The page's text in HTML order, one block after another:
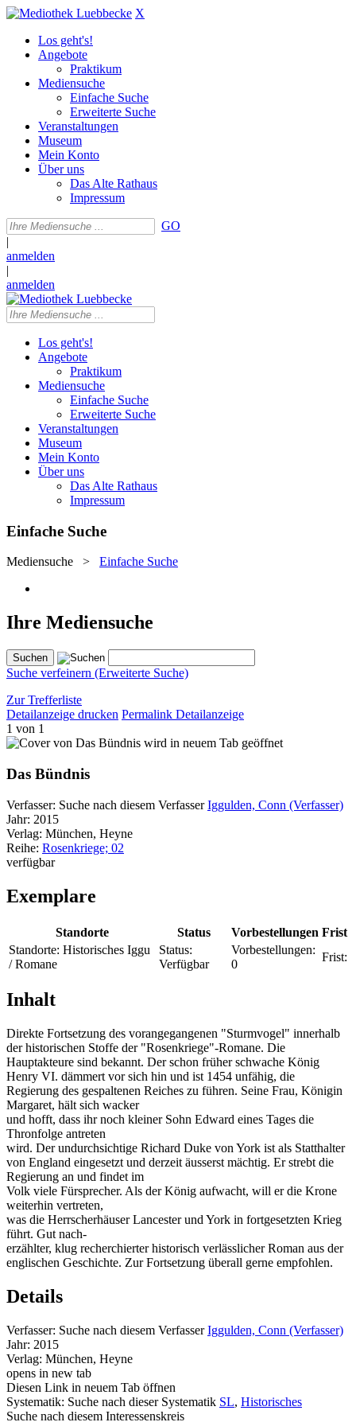
X
Los geht's!
Angebote
Praktikum
Mediensuche
Einfache Suche
Erweiterte Suche
Veranstaltungen
Museum
Mein Konto
Über uns
Das Alte Rathaus
Impressum
GO
|
anmelden
|
anmelden
Los geht's!
Angebote
Praktikum
Mediensuche
Einfache Suche
Erweiterte Suche
Veranstaltungen
Museum
Mein Konto
Über uns
Das Alte Rathaus
Impressum
Einfache Suche
Mediensuche > Einfache Suche
Ihre Mediensuche
Suche verfeinern (Erweiterte Suche)
Zur Trefferliste
Detailanzeige drucken Permalink Detailanzeige
1 von 1
wird in neuem Tab geöffnet
Das Bündnis
Verfasser: Suche nach diesem Verfasser Iggulden, Conn (Verfasser)
Jahr: 2015
Verlag: München, Heyne
Reihe: Rosenkriege; 02
verfügbar
Exemplare
Standorte Status Vorbestellungen Frist
Standorte: Historisches Iggu
/ Romane
Status:
Verfügbar
Vorbestellungen:
0
Frist:
Inhalt
Direkte Fortsetzung des vorangegangenen "Sturmvogel" innerhalb
der historischen Stoffe der "Rosenkriege"-Romane. Die
Hauptakteure sind bekannt. Der schon früher schwache König
Henry VI. dämmert vor sich hin und ist 1454 unfähig, die
Regierung des gespaltenen Reiches zu führen. Seine Frau, Königin
Margaret, hält sich wacker
und hofft, dass ihr noch kleiner Sohn Edward eines Tages die
Thronfolge antreten
wird. Der undurchsichtige Richard Duke von York ist als Statthalter
von England eingesetzt und derzeit äusserst mächtig. Er strebt die
Regierung an und findet im
Volk viele Fürsprecher. Als der König aufwacht, will er die Krone
weiterhin vertreten,
was die Herrscherhäuser Lancester und York in fortgesetzten Krieg
führt. Gut nach-
erzählter, klug recherchierter historisch verlässlicher Roman aus der
englischen Geschichte. Zur Fortsetzung überall gerne empfohlen.
Details
Verfasser: Suche nach diesem Verfasser Iggulden, Conn (Verfasser)
Jahr: 2015
Verlag: München, Heyne
opens in new tab
Diesen Link in neuem Tab öffnen
Systematik: Suche nach dieser Systematik SL, Historisches
Suche nach diesem Interessenskreis